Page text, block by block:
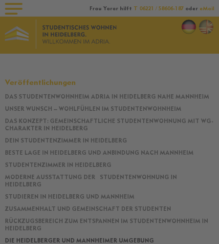
Veröffentlichungen
Navigation
überspringen
DAS STUDENTENWOHNHEIM ADRIA IN HEIDELBERG NAHE MANNHEIM
UNSER WUNSCH – WOHLFÜHLEN IM STUDENTENWOHNHEIM
DAS KONZEPT: GEMEINSCHAFTLICHE STUDENTENWOHNUNG MIT WG-
CHARAKTER IN HEIDELBERG
DEIN STUDENTENZIMMER IN HEIDELBERG
BESTE LAGE IN HEIDELBERG UND ANBINDUNG NACH MANNHEIM
STUDENTENZIMMER IN HEIDELBERG
MODERNE AUSSTATTUNG DER STUDENTENWOHNUNG IN
HEIDELBERG
STUDIEREN IN HEIDELBERG UND MANNHEIM
ZUSAMMENHALT UND GEMEINSCHAFT DER STUDENTEN
RÜCKZUGSBEREICH ZUM ENTSPANNEN IM STUDENTENWOHNHEIM IN
HEIDELBERG
DIE HEIDELBERGER UND MANNHEIMER UMGEBUNG
Frau Yarar hilft T 06221 / 58606-187 oder eMail